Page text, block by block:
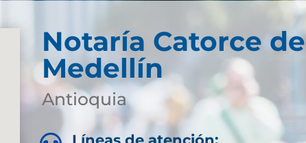
Notaría Catorce de
Medellín
Antioquia